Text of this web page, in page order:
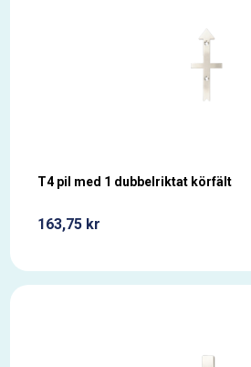
T4 pil med 1 dubbelriktat körfält
163,75 kr